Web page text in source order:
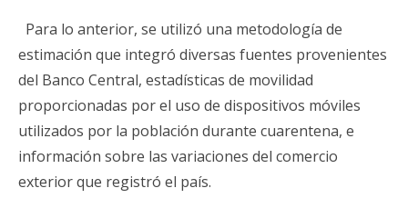
Para lo anterior, se utilizó una metodología de
estimación que integró diversas fuentes provenientes
del Banco Central, estadísticas de movilidad
proporcionadas por el uso de dispositivos móviles
utilizados por la población durante cuarentena, e
información sobre las variaciones del comercio
exterior que registró el país.